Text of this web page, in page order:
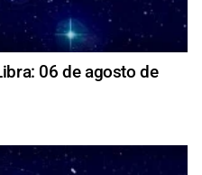
06 de agosto de